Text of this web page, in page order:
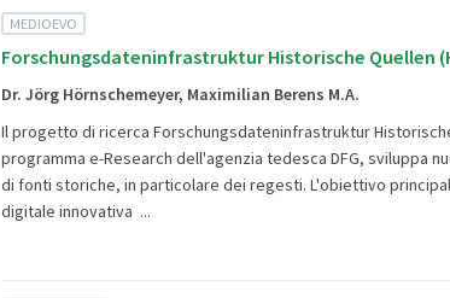
MEDIOEVO
Forschungsdateninfrastruktur Historische Quellen
Dr. Jörg Hörnschemeyer, Maximilian Berens M.A.
Il progetto di ricerca Forschungsdateninfrastruktur
programma e-Research dell'agenzia tedesca DFG, sviluppa
di fonti storiche, in particolare dei regesti. L'obiettivo
digitale innovativa ...